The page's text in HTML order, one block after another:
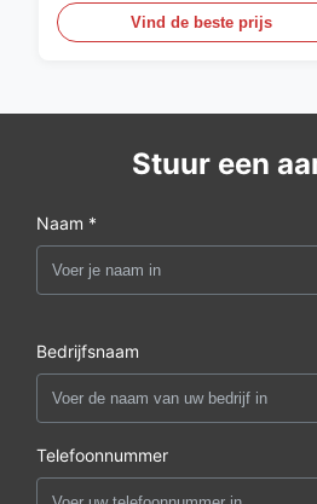
Vind de beste prijs
Stuur een
Naam *
Bedrijfsnaam
Telefoonnummer